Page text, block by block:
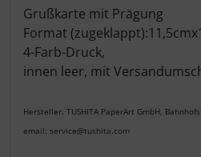
Produktbeschreibung
Grußkarte mit Prägung
Format
4-Farb-Druck,
innen leer, mit
Hersteller: TUSHITA PaperArt GmbH,
email: service@tushita.com